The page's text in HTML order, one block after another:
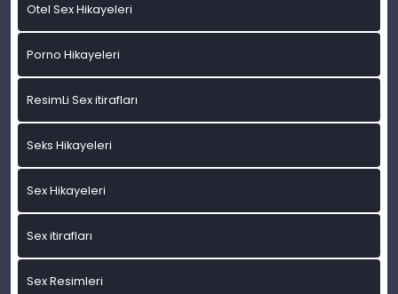
Otel Sex Hikayeleri
Porno Hikayeleri
ResimLi Sex itirafları
Seks Hikayeleri
Sex Hikayeleri
Sex itirafları
Sex Resimleri